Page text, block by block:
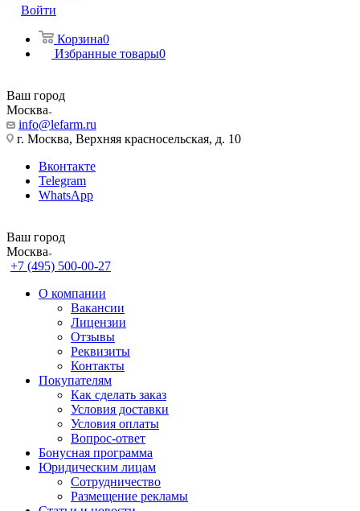
Войти
Корзина0
Избранные товары0
Ваш город
Москва
info@lefarm.ru
г. Москва, Верхняя красносельская, д. 10
Вконтакте
Telegram
WhatsApp
Ваш город
Москва
+7 (495) 500-00-27
О компании
Вакансии
Лицензии
Отзывы
Реквизиты
Контакты
Покупателям
Как сделать заказ
Условия доставки
Условия оплаты
Вопрос-ответ
Бонусная программа
Юридическим лицам
Сотрудничество
Размещение рекламы